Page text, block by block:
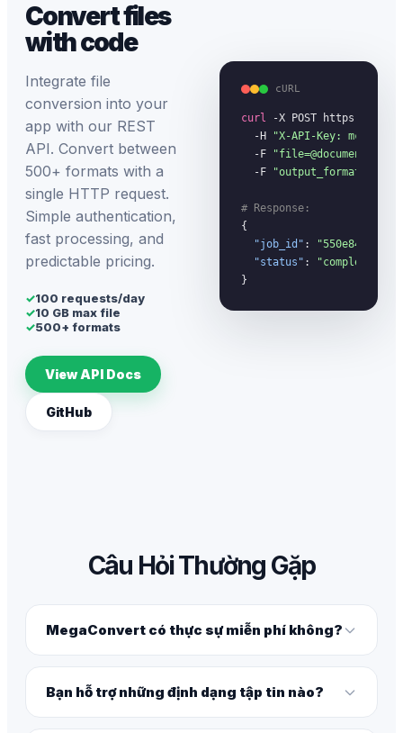
Convert files
with code
Integrate file
conversion into your
app with our REST
API. Convert between
500+ formats with a
single HTTP request.
Simple authentication,
fast processing, and
predictable pricing.
✓100 requests/day
✓10 GB max file
✓500+ formats
View API Docs
GitHub
cURL
curl -X POST https://
  -H
"X-API-Key:
  -F
"file=@document.pdf"
  -F
"output_format=docx"
# Response:
{
"job_id" :
"550e8400-
"status" :
"completed"
}
Câu Hỏi Thường Gặp
MegaConvert có thực sự miễn phí không?
Bạn hỗ trợ những định dạng tập tin nào?